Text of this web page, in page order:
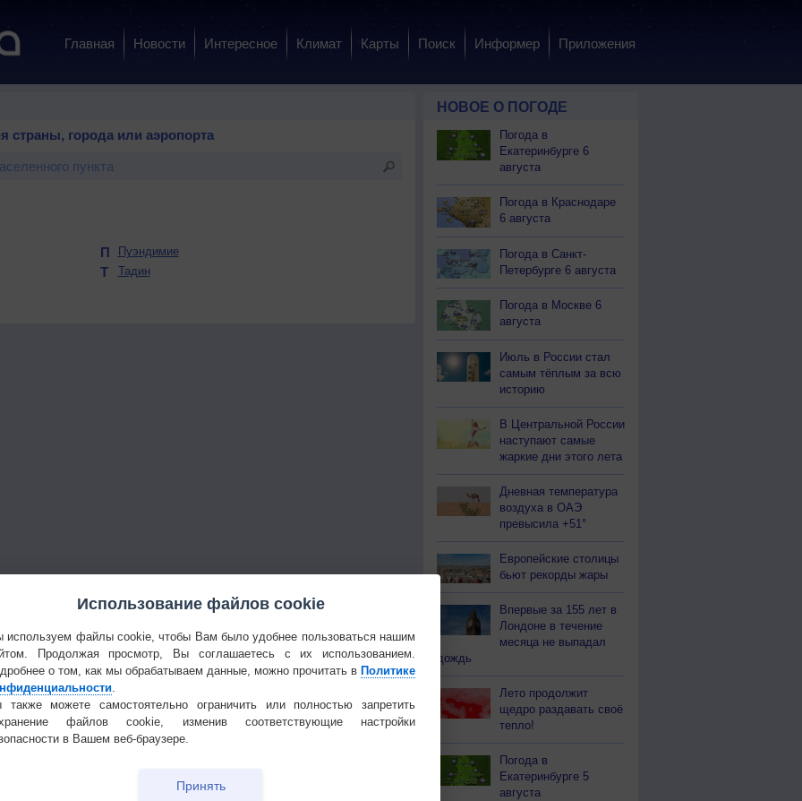
Главная Новости Интересное Климат Карты Поиск Информер Приложения
страны, города или аэропорта
П Пуэндимие
Т Тадин
НОВОЕ О ПОГОДЕ
Погода в
Екатеринбурге 6
августа
Погода в Краснодаре
6 августа
Погода в Санкт-
Петербурге 6 августа
Погода в Москве 6
августа
Июль в России стал
самым тёплым за всю
историю
В Центральной России
наступают самые
жаркие дни этого лета
Дневная температура
воздуха в ОАЭ
превысила +51°
Европейские столицы
бьют рекорды жары
Впервые за 155 лет в
Лондоне в течение
месяца не выпадал
дождь
Лето продолжит
щедро раздавать своё
тепло!
Погода в
Екатеринбурге 5
августа
Использование файлов cookie
используем файлы cookie, чтобы Вам было удобнее пользоваться нашим
Продолжая просмотр, Вы соглашаетесь с их использованием.
о том, как мы обрабатываем данные, можно прочитать в Политике
также можете самостоятельно ограничить или полностью запретить
файлов cookie, изменив соответствующие настройки
в Вашем веб-браузере.
Принять